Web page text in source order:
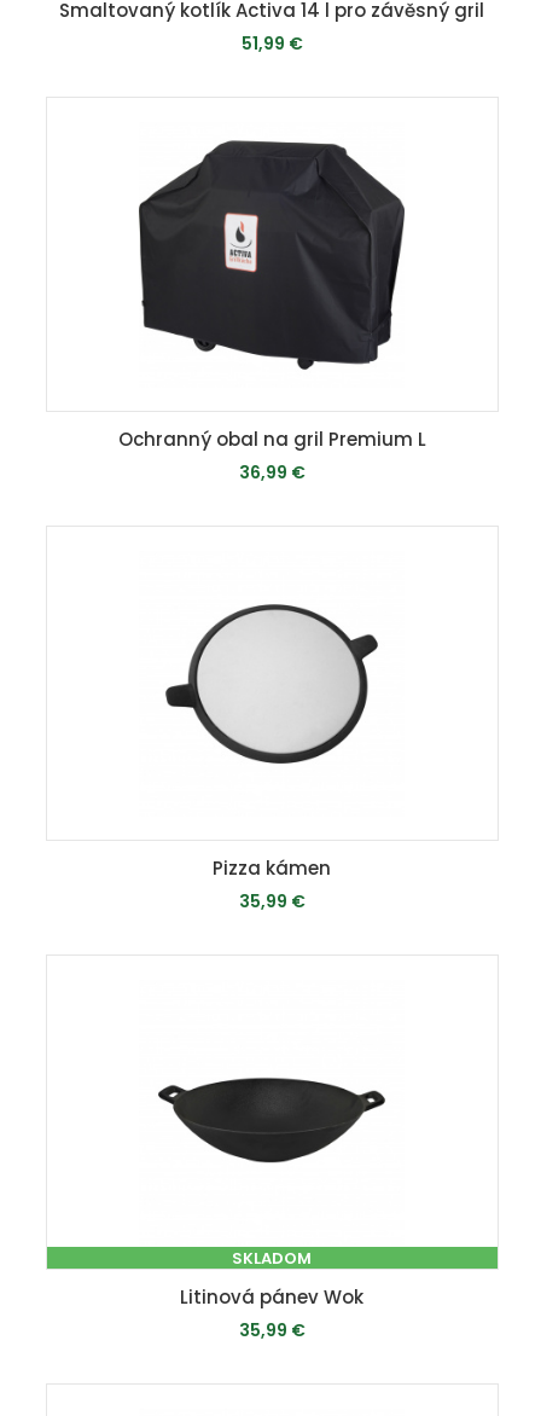
Smaltovaný kotlík Activa 14 l pro závěsný gril
51,99 €
Ochranný obal na gril Premium L
36,99 €
Pizza kámen
35,99 €
SKLADOM
Litinová pánev Wok
35,99 €